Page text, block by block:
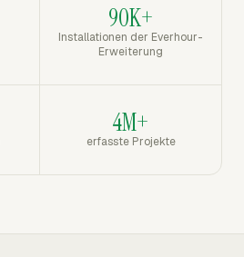
90K+
Installationen der Everhour-
Erweiterung
4M+
erfasste Projekte